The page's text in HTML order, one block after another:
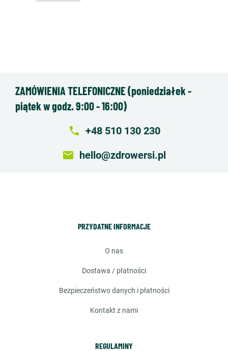
ZAMÓWIENIA TELEFONICZNE (poniedziałek -
piątek w godz. 9:00 - 16:00)
local_phone +48 510 130 230
email hello@zdrowersi.pl
PRZYDATNE INFORMACJE
o nas
dostawa / płatności
bezpieczeństwo danych i płatności
kontakt z nami
REGULAMINY